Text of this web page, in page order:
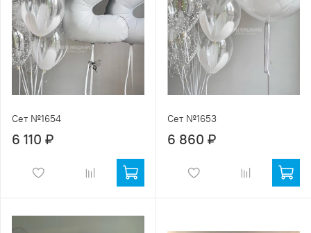
Сет №1654
6 110 ₽
Сет №1653
6 860 ₽